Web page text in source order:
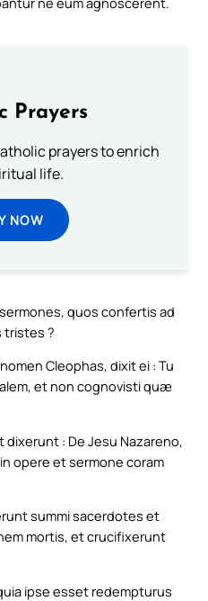
Prayers
prayers to enrich
life.
NOW
quos confertis ad
tristes ?
Cleophas, dixit ei : Tu
et non cognovisti quæ
dixerunt : De Jesu Nazareno,
opere et sermone coram
summi sacerdotes et
mortis, et crucifixerunt
ipse esset redempturus